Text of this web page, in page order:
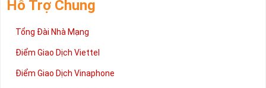
Hỗ Trợ Chung
Tổng Đài Nhà Mạng
Điểm Giao Dịch Viettel
Điểm Giao Dịch Vinaphone